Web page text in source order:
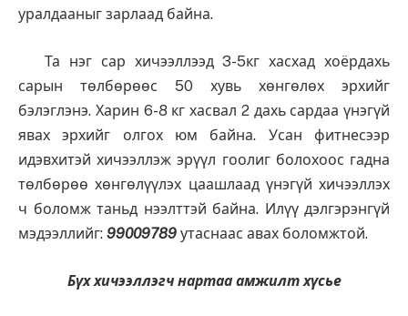
уралдааныг зарлаад байна.
Та нэг сар хичээллээд 3-5кг хасхад хоёрдахь
сарын төлбөрөөс 50 хувь хөнгөлөх эрхийг
бэлэглэнэ. Харин 6-8 кг хасвал 2 дахь сардаа үнэгүй
явах эрхийг олгох юм байна. Усан фитнесээр
идэвхитэй хичээллэж эрүүл гоолиг болохоос гадна
төлбөрөө хөнгөлүүлэх цаашлаад үнэгүй хичээллэх
ч боломж таньд нээлттэй байна. Илүү дэлгэрэнгүй
мэдээллийг: 99009789 утаснаас авах боломжтой.
Бүх хичээллэгч нартаа амжилт хүсье